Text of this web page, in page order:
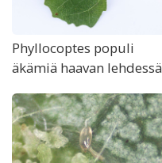
Phyllocoptes populi
äkämiä haavan lehdessä